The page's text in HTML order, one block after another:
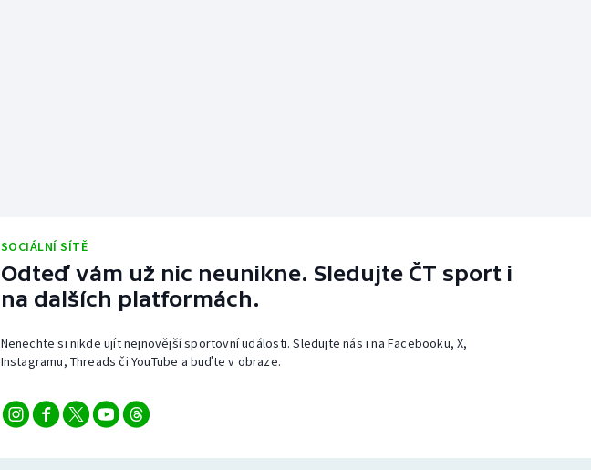
SOCIÁLNÍ SÍTĚ
Odteď vám už nic neunikne. Sledujte ČT sport i
na dalších platformách.
Nenechte si nikde ujít nejnovější sportovní události. Sledujte nás i na Facebooku, X,
Instagramu, Threads či YouTube a buďte v obraze.